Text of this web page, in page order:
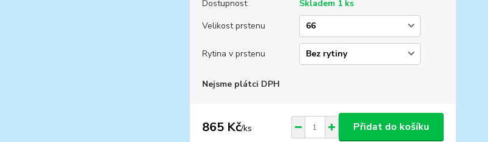
Dostupnost
Skladem 1 ks
Velikost prstenu
Rytina v prstenu
Nejsme plátci DPH
865 Kč/ks Přidat do košíku